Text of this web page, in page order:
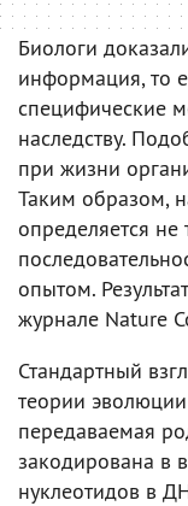
Биологи
информация, то
специфические
наследству.
при жизни
Таким образом,
определяется не
опытом.
журнале Nature
Стандартный
теории
передаваемая
закодирована в
нуклеотидов в